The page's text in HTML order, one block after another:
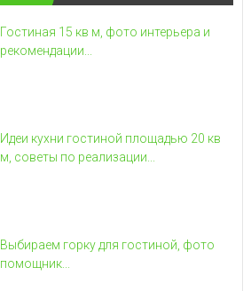
Гостиная 15 кв м, фото интерьера и
рекомендации...
Идеи кухни гостиной площадью 20 кв
м, советы по реализации...
Выбираем горку для гостиной, фото
помощник...